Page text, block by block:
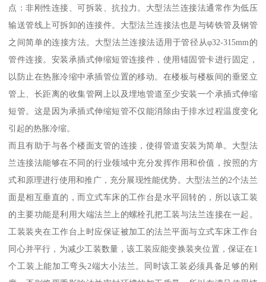
点：非刚性连接、可拆装、抗拉力。大型法兰连接法通常作为低压
输送管线上可拆卸的连接件。大型法兰连接法也是与铸铁管及钢管
之间简单的连接方法。大型法兰连接法适用于管径从φ32-315mm的
管件连接。安装承插式伸缩短管连接件，使用锚固管卡进行固定，
以防止在热胀冷缩中承插管位置的移动。在楼板与楼板间的垂竖立
管上、长距离的收集管网上以及埋地管道至少安装一个承插式伸缩
短管。这是因为承插式伸缩短管不仅能消除由于排水过程温度变化
引起的热胀冷缩。
而且有助于与各个楼面支管的连接，使得管道安装为简单。大型法
兰连接法能够在不同的行业领域中充分发挥作用和价值，按照的方
式和原理进行使用和推广，充分展现性能优势。大型法兰的2个法兰
面是相互垂直的，而立式车床的工作台是水平回转的，所以该工装
的主要功能是利用大端法兰上的螺栓孔把工装与法兰连接在一起。
工装装夹在工作台上时应保证被加工的法兰平面与立式车床工作台
同心并平行，为减少工装数量，该工装应能变换装夹位置，保证在1
个工装上能加工弯头2端大小法兰。同时该工装必须具备足够的刚